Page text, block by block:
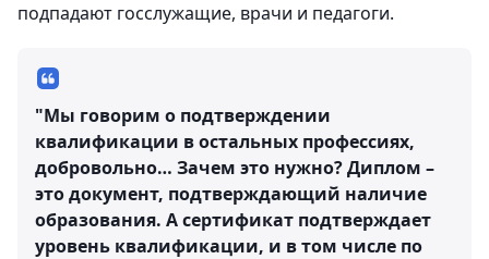
подпадают госслужащие, врачи и педагоги.
"Мы говорим о подтверждении
квалификации в остальных профессиях,
добровольно… Зачем это нужно? Диплом –
это документ, подтверждающий наличие
образования. А сертификат подтверждает
уровень квалификации, и в том числе по